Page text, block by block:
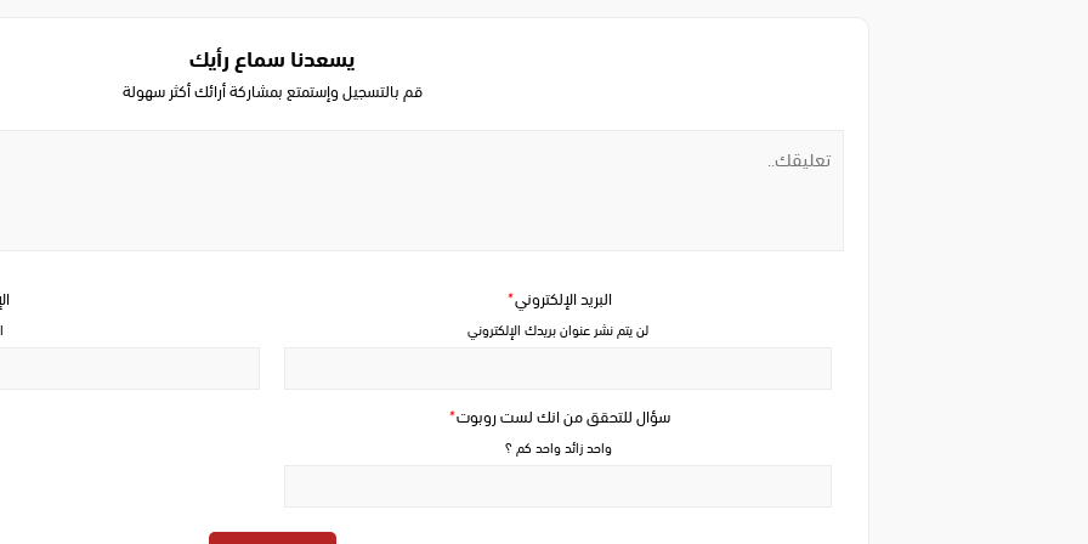
يسعدنا سماع رأيك
قم بالتسجيل وإستمتع بمشاركة أرائك أكثر سهولة
سؤال للتحقق من انك لست روبوت*
واحد زائد واحد كم ؟
البريد الإلكتروني*
لن يتم نشر عنوان بريدك الإلكتروني